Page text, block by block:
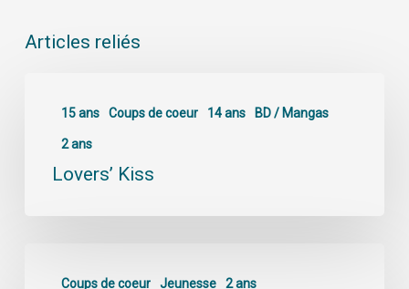
Articles reliés
15 ans Coups de coeur 14 ans BD / Mangas
2 ans
Lovers’ Kiss
Coups de coeur Jeunesse 2 ans